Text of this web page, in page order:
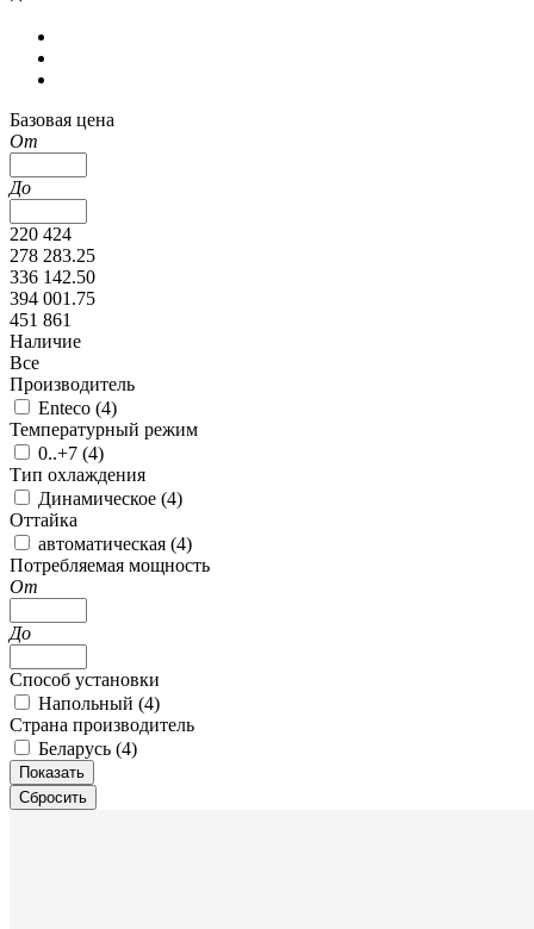
Базовая цена
От
До
220 424
278 283.25
336 142.50
394 001.75
451 861
Наличие
Все
Производитель
Enteco (4)
Температурный режим
0..+7 (4)
Тип охлаждения
Динамическое (4)
Оттайка
автоматическая (4)
Потребляемая мощность
От
До
Способ установки
Напольный (4)
Страна производитель
Беларусь (4)